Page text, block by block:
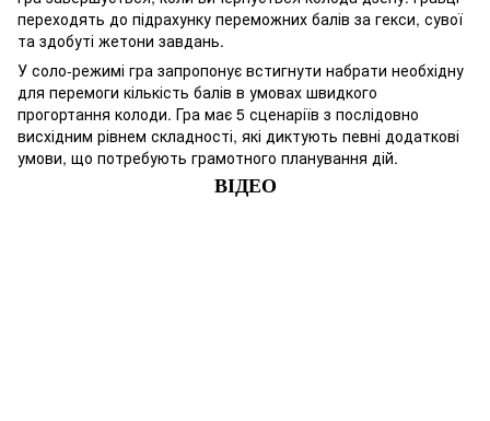
переходять до підрахунку переможних балів за гекси, сувої
та здобуті жетони завдань.
У соло-режимі гра запропонує встигнути набрати необхідну
для перемоги кількість балів в умовах швидкого
прогортання колоди. Гра має 5 сценаріїв з послідовно
висхідним рівнем складності, які диктують певні додаткові
умови, що потребують грамотного планування дій.
ВІДЕО